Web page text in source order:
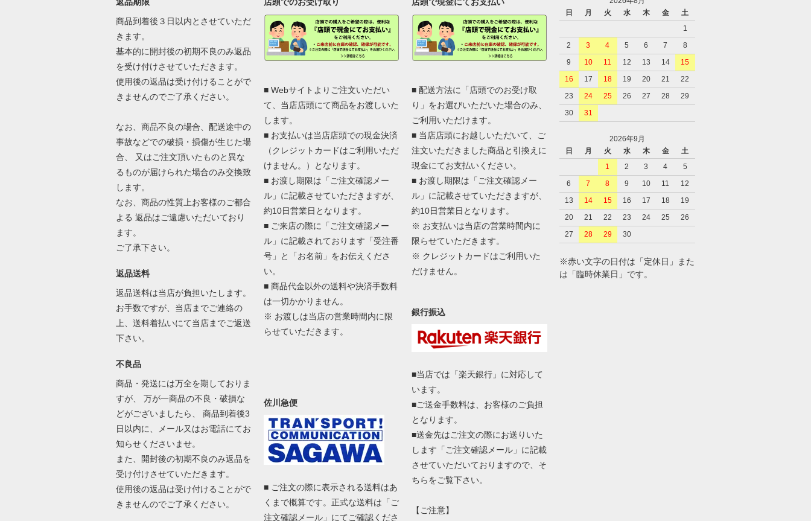
商品到着後３日以内とさせていただ
きます。
基本的に開封後の初期不良のみ返品
を受け付けさせていただきます。
使用後の返品は受け付けることがで
きませんのでご了承ください。
なお、商品不良の場合、配送途中の
事故などでの破損・損傷が生じた場
合、 又はご注文頂いたものと異な
るものが届けられた場合のみ交換致
します。
なお、商品の性質上お客様のご都合
よる 返品はご遠慮いただいており
ます。
ご了承下さい。
返品送料
返品送料は当店が負担いたします。
お手数ですが、当店までご連絡の
上、送料着払いにて当店までご返送
下さい。
不良品
商品・発送には万全を期しておりま
すが、 万が一商品の不良・破損な
どがございましたら、 商品到着後3
日以内に、メール又はお電話にてお
知らせくださいませ。
また、開封後の初期不良のみ返品を
受け付けさせていただきます。
使用後の返品は受け付けることがで
きませんのでご了承ください。
■ Webサイトよりご注文いただい
て、当店店頭にて商品をお渡しいた
します。
■ お支払いは当店店頭での現金決済
（クレジットカードはご利用いただ
けません。）となります。
■ お渡し期限は「ご注文確認メー
ル」に記載させていただきますが、
約10日営業日となります。
■ ご来店の際に「ご注文確認メー
ル」に記載されております「受注番
号」と「お名前」をお伝えくださ
い。
■ 商品代金以外の送料や決済手数料
は一切かかりません。
※ お渡しは当店の営業時間内に限
らせていただきます。
佐川急便
■ ご注文の際に表示される送料はあ
くまで概算です。正式な送料は「ご
注文確認メール」にてご確認くださ
■ 配送方法に「店頭でのお受け取
り」をお選びいただいた場合のみ、
ご利用いただけます。
■ 当店店頭にお越しいただいて、ご
注文いただきました商品と引換えに
現金にてお支払いください。
■ お渡し期限は「ご注文確認メー
ル」に記載させていただきますが、
約10日営業日となります。
※ お支払いは当店の営業時間内に
限らせていただきます。
※ クレジットカードはご利用いた
だけません。
銀行振込
■当店では「楽天銀行」に対応して
います。
■ご送金手数料は、お客様のご負担
となります。
■送金先はご注文の際にお送りいた
します「ご注文確認メール」に記載
させていただいておりますので、そ
ちらをご覧下さい。
【ご注意】
日
月 火 水 木 金
土
1
2
3 4 5 6 7
8
9
10 11 12 13 14
15
16
17 18 19 20 21
22
23
24 25 26 27 28
29
30
31
2026年9月
日
月 火 水 木 金
土
1
2 3 4
5
6
7 8 9 10 11
12
13
14 15 16 17 18
19
20
21 22 23 24 25
26
27
28 29 30
※赤い文字の日付は「定休日」また
は「臨時休業日」です。